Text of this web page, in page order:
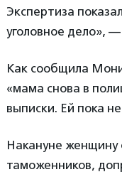
Экспертиза
уголовное дело»,
Как сообщила
«мама снова в
выписки. Ей пока
Накануне женщину
таможенников,